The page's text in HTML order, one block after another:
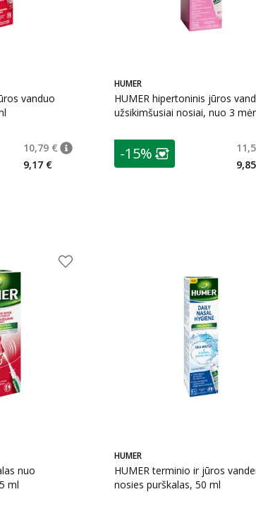
vanduo
narių nuolaida:
10,79 €
patarimas
Įprasta kaina: 10,79 €
9,17 €
HUMER
HUMER hipertoninis jūros
užsikimšusiai nosiai, nuo 3
patarimas
Lojalumo klubo
-15%
nuo
ml
HUMER
HUMER terminio ir jūros
nosies purškalas, 50 ml